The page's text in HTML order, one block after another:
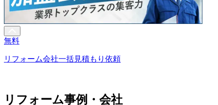
無料
リフォーム会社一括見積もり依頼
リフォーム事例・会社